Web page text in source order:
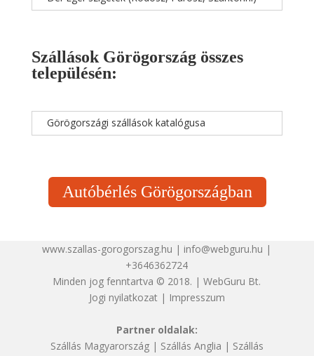
Szállások Görögország összes
településén:
Görögországi szállások katalógusa
Autóbérlés Görögországban
www.szallas-gorogorszag.hu | info@webguru.hu |
+3646362724
Minden jog fenntartva © 2018. | WebGuru Bt.
Jogi nyilatkozat| Impresszum
Partner oldalak:
Szállás Magyarország| Szállás Anglia | Szállás